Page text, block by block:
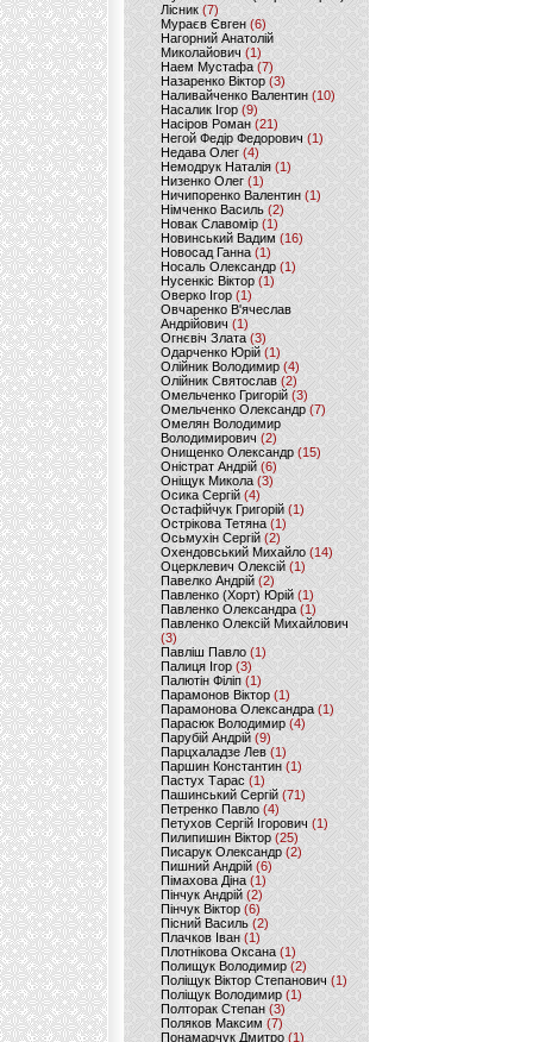
Лісник (7)
Мураєв Євген(6)
Нагорний Анатолій
Миколайович (1)
Наем Мустафа (7)
Назаренко Віктор (3)
Наливайченко Валентин (10)
Насалик Ігор(9)
Насіров Роман (21)
Негой Федір Федорович(1)
Недава Олег(4)
Немодрук Наталія(1)
Низенко Олег (1)
Ничипоренко Валентин (1)
Німченко Василь (2)
Новак Славомір (1)
Новинський Вадим (16)
Новосад Ганна (1)
Носаль Олександр (1)
Нусенкіс Віктор (1)
Оверко Ігор (1)
Овчаренко В'ячеслав
Андрійович(1)
Огнєвіч Злата (3)
Одарченко Юрій(1)
Олійник Володимир (4)
Олійник Святослав (2)
Омельченко Григорій (3)
Омельченко Олександр(7)
Омелян Володимир
Володимирович (2)
Онищенко Олександр (15)
Оністрат Андрій (6)
Оніщук Микола (3)
Осика Сергій(4)
Остафійчук Григорій(1)
Острікова Тетяна (1)
Осьмухін Сергій (2)
Охендовський Михайло (14)
Оцерклевич Олексій (1)
Павелко Андрій (2)
Павленко (Хорт) Юрій (1)
Павленко Олександра (1)
Павленко Олексій Михайлович
(3)
Павліш Павло(1)
Палиця Ігор (3)
Палютін Філіп(1)
Парамонов Віктор (1)
Парамонова Олександра(1)
Парасюк Володимир(4)
Парубій Андрій (9)
Парцхаладзе Лев (1)
Паршин Константин(1)
Пастух Тарас (1)
Пашинський Сергій (71)
Петренко Павло (4)
Петухов Сергій Ігорович (1)
Пилипишин Віктор(25)
Писарук Олександр(2)
Пишний Андрій (6)
Пімахова Діна(1)
Пінчук Андрій(2)
Пінчук Віктор (6)
Пісний Василь (2)
Плачков Іван(1)
Плотнікова Оксана (1)
Полищук Володимир(2)
Поліщук Віктор Степанович(1)
Поліщук Володимир (1)
Полторак Степан(3)
Поляков Максим (7)
Понамарчук Дмитро (1)